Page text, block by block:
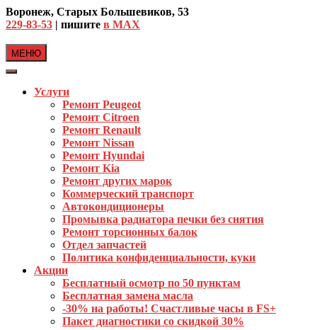
Skip
to
Воронеж, Старых Большевиков, 53
229-83-53 | пишите в MAX
МЕНЮ
Услуги
Ремонт Peugeot
Ремонт Citroen
Ремонт Renault
Ремонт Nissan
Ремонт Hyundai
Ремонт Kia
Ремонт других марок
Коммерческий транспорт
Автокондиционеры
Промывка радиатора печки без снятия
Ремонт торсионных балок
Отдел запчастей
Политика конфиденциальности, куки
Акции
Бесплатный осмотр по 50 пунктам
Бесплатная замена масла
-30% на работы! Счастливые часы в FS+
Пакет диагностики со скидкой 30%